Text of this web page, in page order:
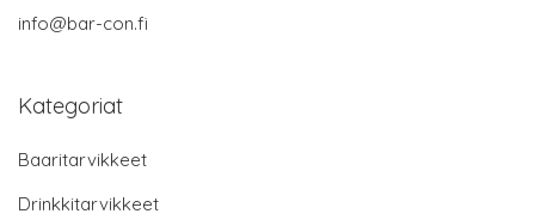
info@bar-con.fi
Kategoriat
Baaritarvikkeet
Drinkkitarvikkeet